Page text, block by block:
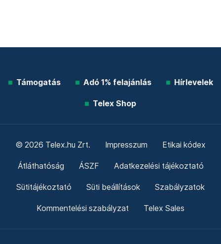
Támogatás Adó 1% felajánlás Hírlevelek
Telex Shop
© 2026 Telex.hu Zrt. Impresszum Etikai kódex
Átláthatóság ÁSZF Adatkezelési tájékoztató
Sütitájékoztató Süti beállítások Szabályzatok
Kommentelési szabályzat Telex Sales